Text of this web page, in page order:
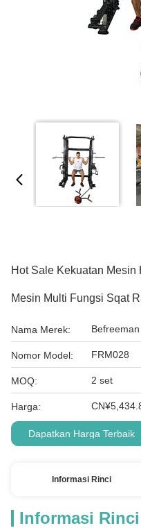
Hot Sale Kekuatan
Mesin Multi Fungsi Sqat
Nama Merek: Befreeman
Nomor Model: FRM028
MOQ: 2 set
Harga:
Dapatkan Harga Terbaik
Informasi Rinci
Informasi Rinci